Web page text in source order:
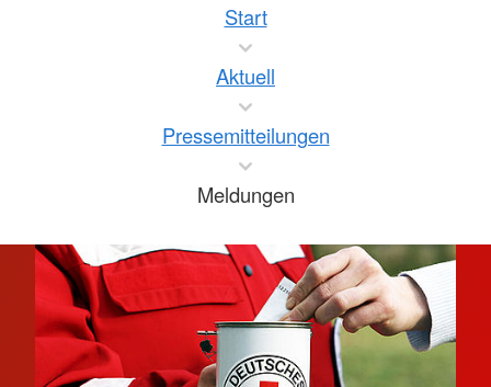
Start
Aktuell
Pressemitteilungen
Meldungen